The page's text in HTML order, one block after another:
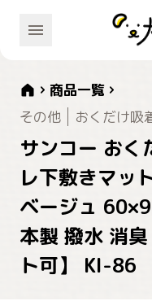
商品一覧
その他
おくだけ吸
サンコー おく
レ下敷きマッ
ベージュ
本製 撥水 消
ト可】 KI-86